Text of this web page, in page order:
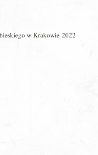
w Krakowie 2022